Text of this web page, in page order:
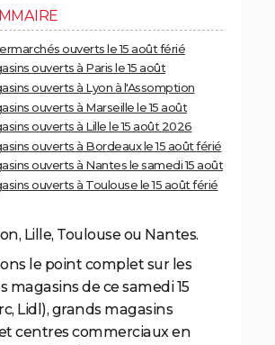
ouverts le 15 août férié
ouverts à Paris le 15 août
ouverts à Lyon à l'Assomption
ouverts à Marseille le 15 août
ouverts à Lille le 15 août 2026
ouverts à Bordeaux le 15 août férié
ouverts à Nantes le samedi 15 août
ouverts à Toulouse le 15 août férié
Lille, Toulouse ou Nantes.
le point complet sur les
de ce samedi 15
Lidl), grands magasins
centres commerciaux en